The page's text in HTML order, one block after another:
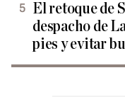
El retoque de
despacho de
pies y evitar